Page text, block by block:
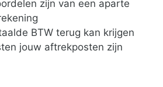
zijn van een aparte
BTW terug kan krijgen
jouw aftrekposten zijn